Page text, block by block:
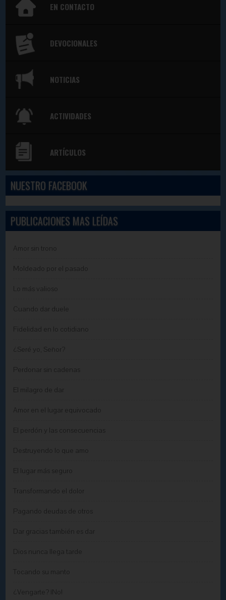
EN CONTACTO
DEVOCIONALES
NOTICIAS
ACTIVIDADES
ARTÍCULOS
NUESTRO FACEBOOK
PUBLICACIONES MAS LEÍDAS
Amor sin trono
Moldeado por el pasado
Lo más valioso
Cuando dar duele
Fidelidad en lo cotidiano
¿Seré yo, Señor?
Perdonar sin cadenas
El milagro de dar
Amor en el lugar equivocado
El perdón y las consecuencias
Destruyendo lo que amo
El lugar más seguro
Transformando el dolor
Pagando deudas de otros
Dar gracias también es dar
Dios nunca llega tarde
Tocando su manto
¿Vengarte? ¡No!